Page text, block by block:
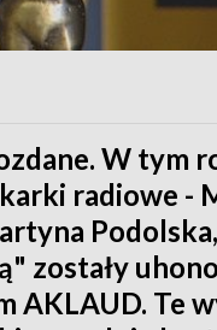
W tym
radiowe -
Podolska,
zostały
AKLAUD. Te